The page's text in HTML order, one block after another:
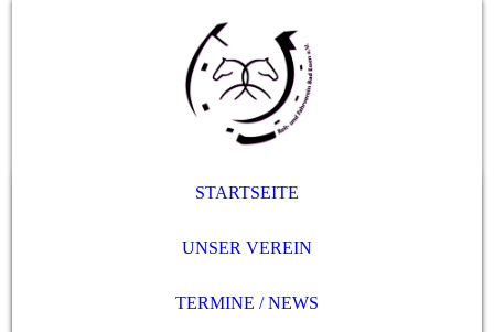
STARTSEITE
UNSER VEREIN
TERMINE / NEWS